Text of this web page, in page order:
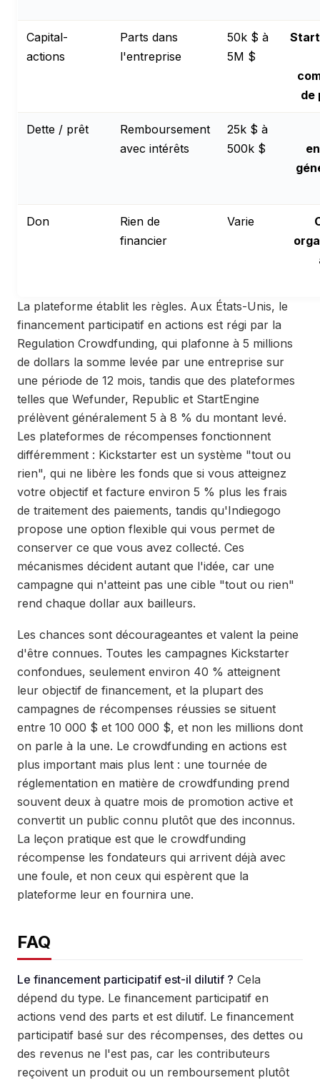
Capital-
actions
Parts dans
l'entreprise
50k $ à
5M $
de
Dette / prêt
Remboursement
avec intérêts
25k $ à
500k $
Don
Rien de
financier
Varie
La plateforme établit les règles. Aux États-Unis, le
financement participatif en actions est régi par la
Regulation Crowdfunding, qui plafonne à 5 millions
de dollars la somme levée par une entreprise sur
une période de 12 mois, tandis que des plateformes
telles que Wefunder, Republic et StartEngine
prélèvent généralement 5 à 8 % du montant levé.
Les plateformes de récompenses fonctionnent
différemment : Kickstarter est un système "tout ou
rien", qui ne libère les fonds que si vous atteignez
votre objectif et facture environ 5 % plus les frais
de traitement des paiements, tandis qu'Indiegogo
propose une option flexible qui vous permet de
conserver ce que vous avez collecté. Ces
mécanismes décident autant que l'idée, car une
campagne qui n'atteint pas une cible "tout ou rien"
rend chaque dollar aux bailleurs.
Les chances sont décourageantes et valent la peine
d'être connues. Toutes les campagnes Kickstarter
confondues, seulement environ 40 % atteignent
leur objectif de financement, et la plupart des
campagnes de récompenses réussies se situent
entre 10 000 $ et 100 000 $, et non les millions dont
on parle à la une. Le crowdfunding en actions est
plus important mais plus lent : une tournée de
réglementation en matière de crowdfunding prend
souvent deux à quatre mois de promotion active et
convertit un public connu plutôt que des inconnus.
La leçon pratique est que le crowdfunding
récompense les fondateurs qui arrivent déjà avec
une foule, et non ceux qui espèrent que la
plateforme leur en fournira une.
FAQ
Le financement participatif est-il dilutif ? Cela
dépend du type. Le financement participatif en
actions vend des parts et est dilutif. Le financement
participatif basé sur des récompenses, des dettes ou
des revenus ne l'est pas, car les contributeurs
reçoivent un produit ou un remboursement plutôt